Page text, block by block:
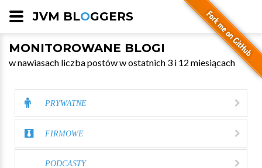
JVM BLOGGERS
MONITOROWANE BLOGI
w nawiasach liczba postów w ostatnich 3 i 12 miesiącach
PRYWATNE
FIRMOWE
PODCASTY